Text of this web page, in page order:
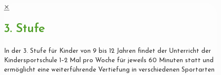
✕
3. Stufe
In der 3. Stufe für Kinder von 9 bis 12 Jahren findet der Unterricht der
Kindersportschule 1–2 Mal pro Woche für jeweils 60 Minuten statt und
ermöglicht eine weiterführende Vertiefung in verschiedenen Sportarten